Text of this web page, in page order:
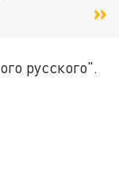
русского".